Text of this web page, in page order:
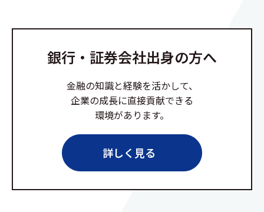
銀行・証券会社出身の方へ
金融の知識と経験を活かして、
企業の成長に直接貢献できる
環境があります。
詳しく見る